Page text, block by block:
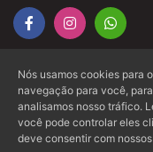
(44) 3546-1846
Nós usamos cookies para
navegação para você,
analisamos nosso tráfico.
você pode controlar eles
deve consentir com